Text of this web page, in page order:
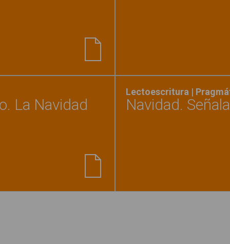
La Navidad
Lectoescritura |
Navidad.